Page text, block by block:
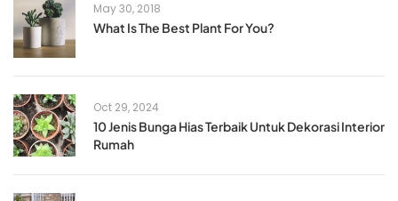
May 30, 2018
What Is The Best Plant For You?
Oct 29, 2024
10 Jenis Bunga Hias Terbaik Untuk Dekorasi Interior
Rumah